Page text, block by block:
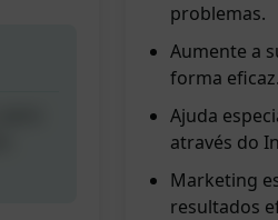
problemas.
Aumente a
forma eficaz.
Ajuda
através do
Marketing
resultados